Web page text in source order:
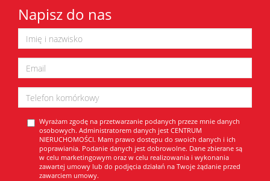
Napisz do nas
Wyrażam zgodę na przetwarzanie podanych przeze mnie danych
osobowych. Administratorem danych jest CENTRUM
NIERUCHOMOŚCI. Mam prawo dostępu do swoich danych i ich
poprawiania. Podanie danych jest dobrowolne. Dane zbierane są
w celu marketingowym oraz w celu realizowania i wykonania
zawartej umowy lub do podjęcia działań na Twoje żądanie przed
zawarciem umowy.